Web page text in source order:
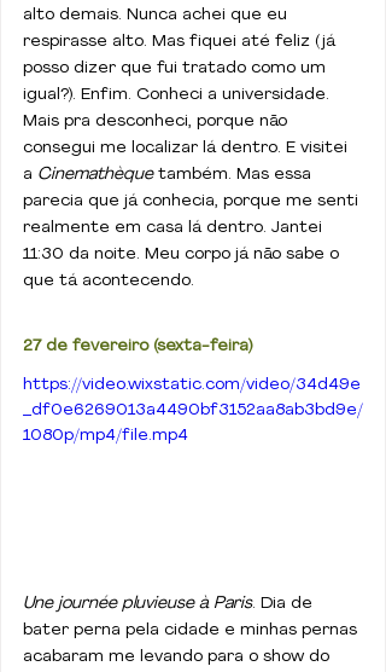
alto demais. Nunca achei que eu
respirasse alto. Mas fiquei até feliz (já
posso dizer que fui tratado como um
igual?). Enfim. Conheci a universidade.
Mais pra desconheci, porque não
consegui me localizar lá dentro. E visitei
a Cinemathèque também. Mas essa
parecia que já conhecia, porque me senti
realmente em casa lá dentro. Jantei
11:30 da noite. Meu corpo já não sabe o
que tá acontecendo.
27 de fevereiro (sexta-feira)
https://video.wixstatic.com/video/34d49e
_df0e6269013a4490bf3152aa8ab3bd9e/
1080p/mp4/file.mp4
Une journée pluvieuse à Paris. Dia de
bater perna pela cidade e minhas pernas
acabaram me levando para o show do